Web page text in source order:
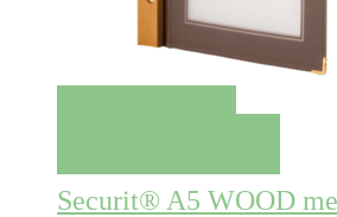
Securit® A5 WOOD